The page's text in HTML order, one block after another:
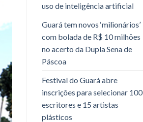
uso de inteligência artificial
Guará tem novos ‘milionários’
com bolada de R$ 10 milhões
no acerto da Dupla Sena de
Páscoa
Festival do Guará abre
inscrições para selecionar 100
escritores e 15 artistas
plásticos